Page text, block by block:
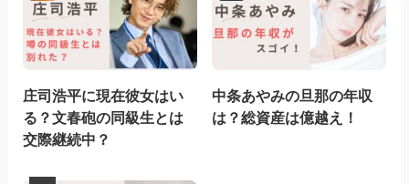
庄司浩平に現在彼女はい
る？文春砲の同級生とは
交際継続中？
中条あやみの旦那の年収
は？総資産は億越え！